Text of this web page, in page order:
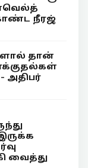
நீரஜ்
தான்
அதிபர்
வைத்து